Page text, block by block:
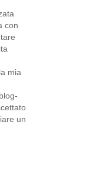
con
mia
un